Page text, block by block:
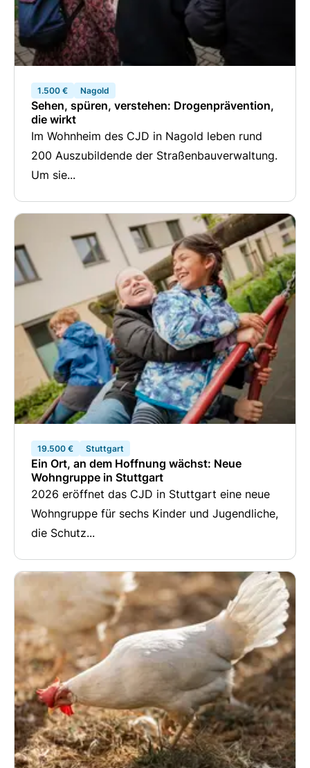
1.500 € Nagold
Sehen, spüren, verstehen: Drogenprävention,
die wirkt
Im Wohnheim des CJD in Nagold leben rund
200 Auszubildende der Straßenbauverwaltung.
Um sie...
19.500 € Stuttgart
Ein Ort, an dem Hoffnung wächst: Neue
Wohngruppe in Stuttgart
2026 eröffnet das CJD in Stuttgart eine neue
Wohngruppe für sechs Kinder und Jugendliche,
die Schutz...